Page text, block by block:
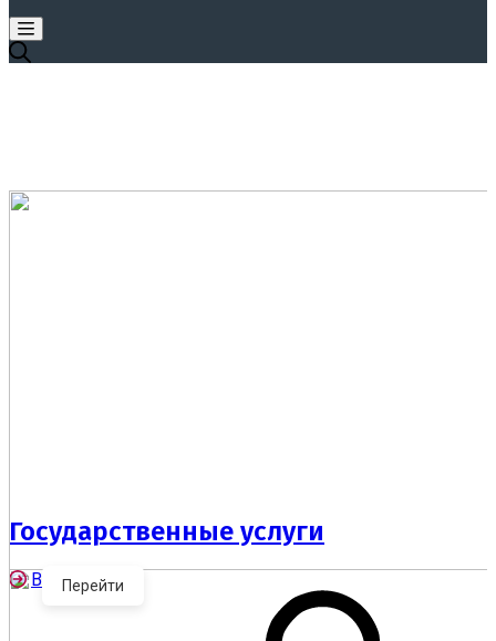
Перейти
.Государственные услуги
Все услуги